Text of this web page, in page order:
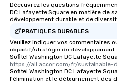
Découvrez les questions
DC Lafayette Square en matière de
développement durable et de
PRATIQUES DURABLES
Veuillez indiquer vos commentaires
objectif/stratégie de développement
Sofitel Washington DC Lafayette
https://all.accor.com/fr/sustainable-
Sofitel Washington DC Lafayette
l'élimination et le détournement des